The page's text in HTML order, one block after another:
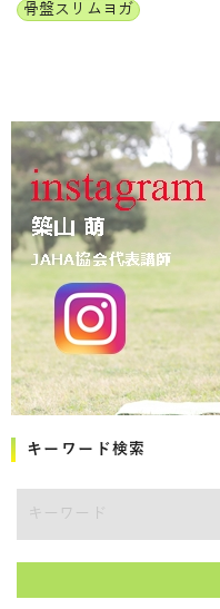
骨盤スリムヨガ
キーワード検索